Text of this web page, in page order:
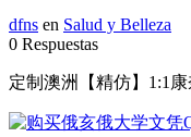
dfns en Salud y Belleza
0 Respuestas
定制澳洲【精仿】1:1